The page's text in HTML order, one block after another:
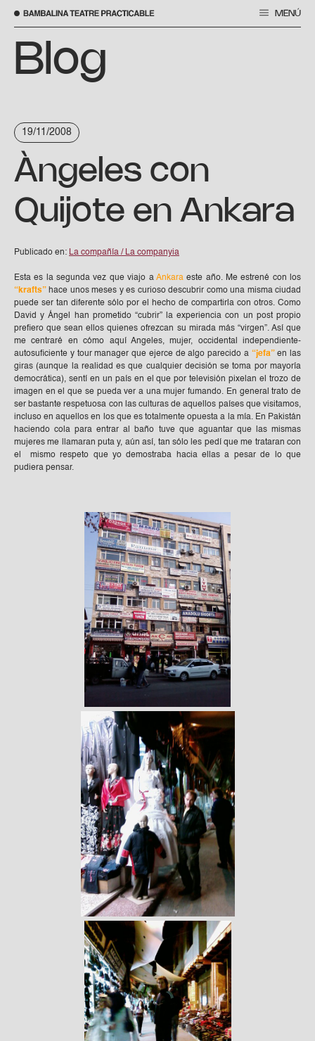
Skip
MENÚ
Blog
19/11/2008
Àngeles con
Quijote en Ankara
Publicado en: La compañía / La companyia
Esta es la segunda vez que viajo a Ankaraeste año. Me estrené con los
“krafts” hace unos meses y es curioso descubrir como una misma ciudad
puede ser tan diferente sólo por el hecho de compartirla con otros. Como
David y Ángel han prometido “cubrir” la experiencia con un post propio
prefiero que sean ellos quienes ofrezcan su mirada más “virgen”. Así que
me centraré en cómo aquí Angeles, mujer, occidental independiente-
autosuficiente y tour manager que ejerce de algo parecido a “jefa”en las
giras (aunque la realidad es que cualquier decisión se toma por mayoría
democrática), sentí en un país en el que por televisión pixelan el trozo de
imagen en el que se pueda ver a una mujer fumando. En general trato de
ser bastante respetuosa con las culturas de aquellos países que visitamos,
incluso en aquellos en los que es totalmente opuesta a la mía. En Pakistán
haciendo cola para entrar al baño tuve que aguantar que las mismas
mujeres me llamaran puta y, aún así, tan sólo les pedí que me trataran con
el mismo respeto que yo demostraba hacia ellas a pesar de lo que
pudiera pensar.